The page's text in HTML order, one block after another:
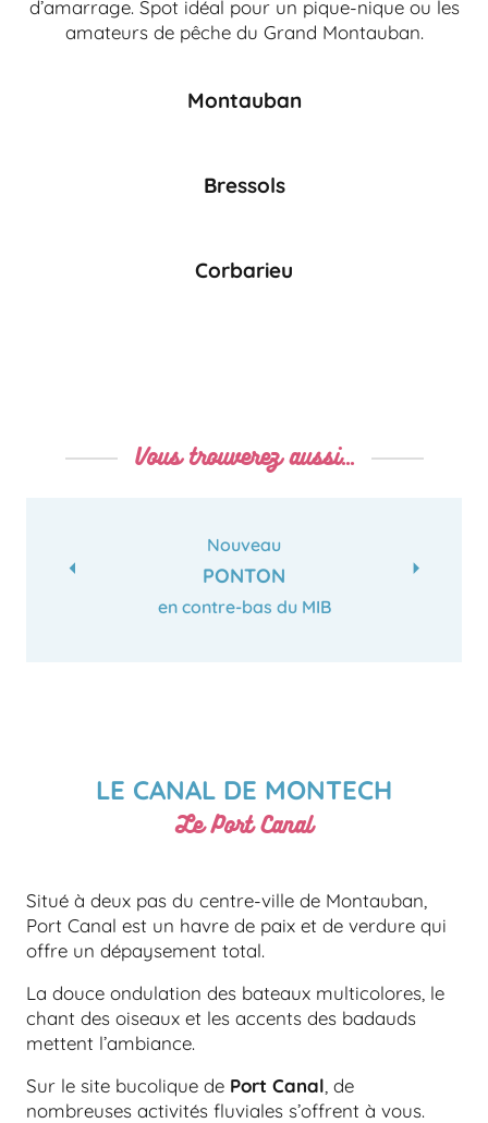
d’amarrage. Spot idéal pour un pique-nique ou les
amateurs de pêche du Grand Montauban.
Montauban
Bressols
Corbarieu
Vous trouverez aussi...
Nouveau
PONTON
en contre-bas du MIB
LE CANAL DE MONTECH
Le Port Canal
Situé à deux pas du centre-ville de Montauban,
Port Canal est un havre de paix et de verdure qui
offre un dépaysement total.
La douce ondulation des bateaux multicolores, le
chant des oiseaux et les accents des badauds
mettent l’ambiance.
Sur le site bucolique de Port Canal , de
nombreuses activités fluviales s’offrent à vous.